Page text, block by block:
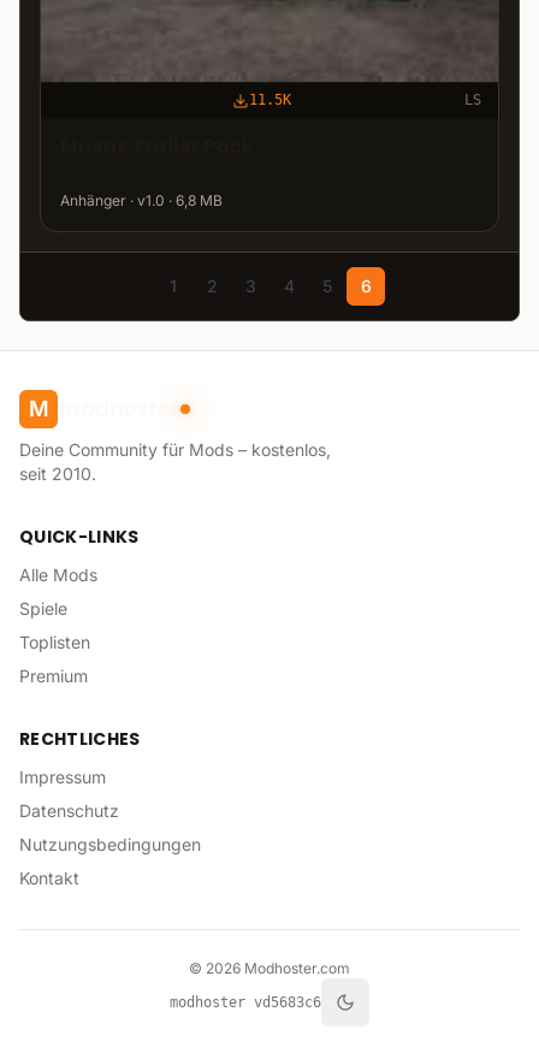
11.5K LS
Anhänger · v1.0 · 6,8 MB
1 2 3 4 5 6
M modhoster
Deine Community für Mods – kostenlos,
seit 2010.
QUICK-LINKS
Alle Mods
Spiele
Toplisten
Premium
RECHTLICHES
Impressum
Datenschutz
Nutzungsbedingungen
Kontakt
© 2026 Modhoster.com
modhoster vd5683c6 Toggle theme